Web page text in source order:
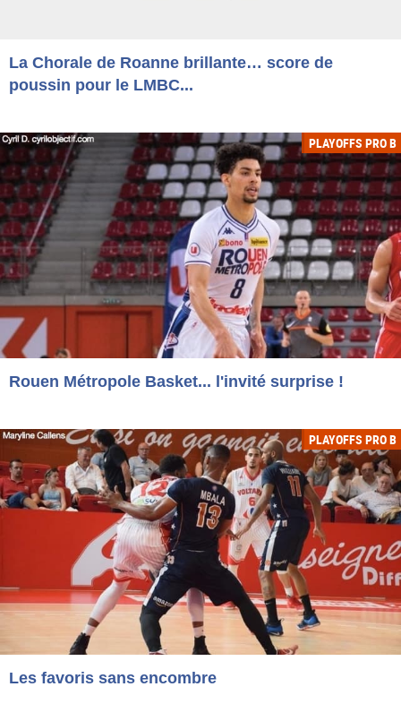
La Chorale de Roanne brillante… score de
poussin pour le LMBC...
PLAYOFFS PRO B
Rouen Métropole Basket... l'invité surprise !
PLAYOFFS PRO B
Les favoris sans encombre